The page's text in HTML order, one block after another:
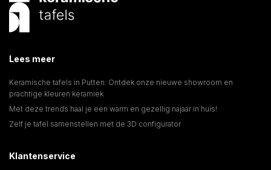
Lees meer
Keramische tafels in Putten: Ontdek onze nieuwe showroom en
prachtige kleuren keramiek
Met deze trends haal je een warm en gezellig najaar in huis!
Zelf je tafel samenstellen met de 3D configurator
Klantenservice